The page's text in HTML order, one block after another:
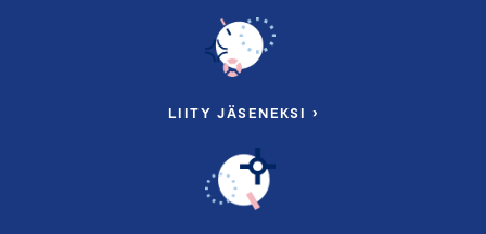
LIITY JÄSENEKSI ›